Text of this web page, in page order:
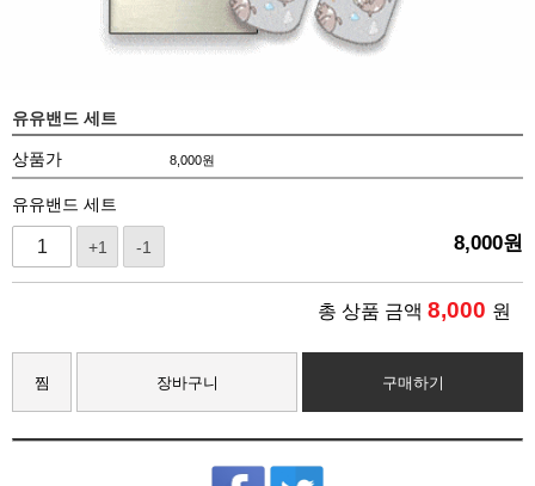
유유밴드 세트
상품가 8,000원
유유밴드 세트
+1 -1 8,000원
총 상품 금액 8,000 원
찜 장바구니 구매하기